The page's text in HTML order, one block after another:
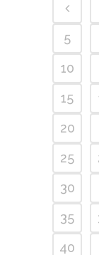
5
10
15
20
25
30
35
40